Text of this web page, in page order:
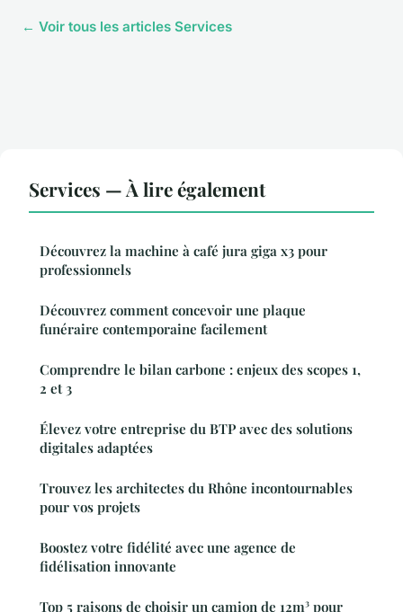
← Voir tous les articles Services
Services — À lire également
Découvrez la machine à café jura giga x3 pour
professionnels
Découvrez comment concevoir une plaque
funéraire contemporaine facilement
Comprendre le bilan carbone : enjeux des scopes 1,
2 et 3
Élevez votre entreprise du BTP avec des solutions
digitales adaptées
Trouvez les architectes du Rhône incontournables
pour vos projets
Boostez votre fidélité avec une agence de
fidélisation innovante
Top 5 raisons de choisir un camion de 12m³ pour